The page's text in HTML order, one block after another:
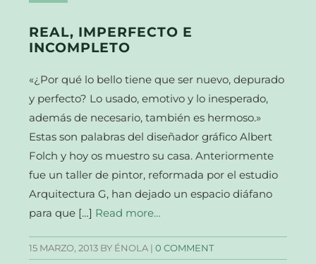
REAL, IMPERFECTO E
INCOMPLETO
«¿Por qué lo bello tiene que ser nuevo, depurado
y perfecto? Lo usado, emotivo y lo inesperado,
además de necesario, también es hermoso.»
Estas son palabras del diseñador gráfico Albert
Folch y hoy os muestro su casa. Anteriormente
fue un taller de pintor, reformada por el estudio
Arquitectura G, han dejado un espacio diáfano
para que […] Read more…
15 MARZO, 2013 BY ÉNOLA |0 COMMENT